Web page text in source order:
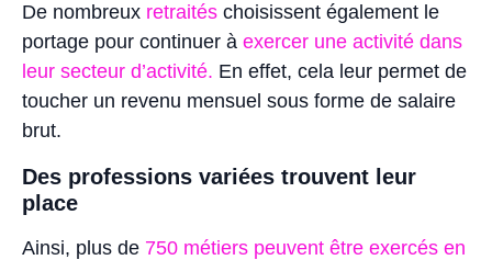
De nombreux retraités choisissent également le
portage pour continuer à exercer une activité dans
leur secteur d’activité. En effet, cela leur permet de
toucher un revenu mensuel sous forme de salaire
brut.
Des professions variées trouvent leur
place
Ainsi, plus de 750 métiers peuvent être exercés en